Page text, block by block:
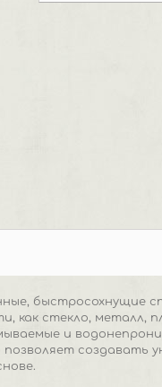
быстросохнущие
как стекло, металл,
и
создавать